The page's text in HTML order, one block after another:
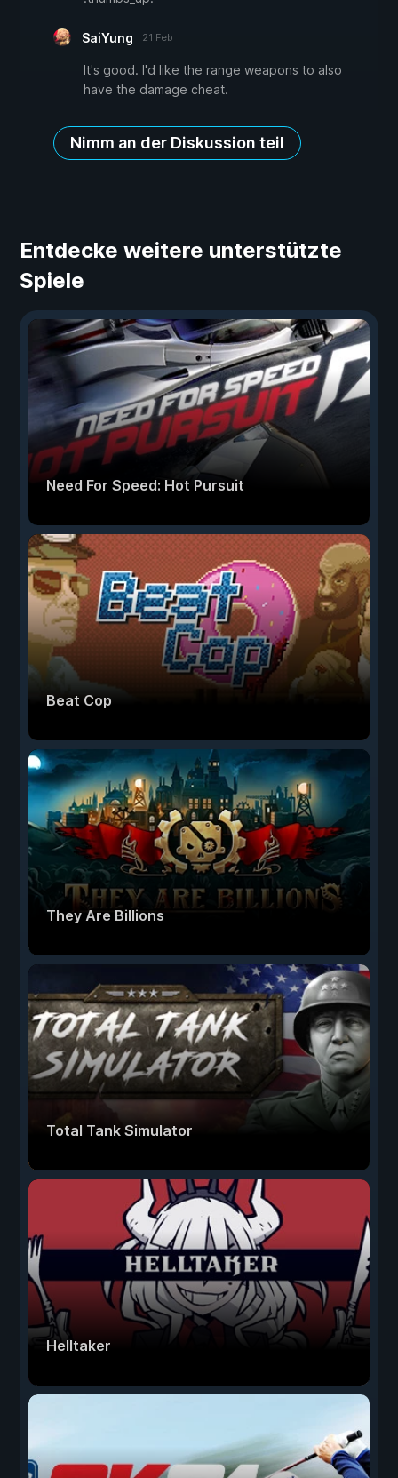
SaiYung 21 Feb
It's good. I'd like the range weapons to also
have the damage cheat.
Nimm an der Diskussion teil
Entdecke weitere unterstützte
Spiele
Need For Speed: Hot Pursuit
Beat Cop
They Are Billions
Total Tank Simulator
Helltaker